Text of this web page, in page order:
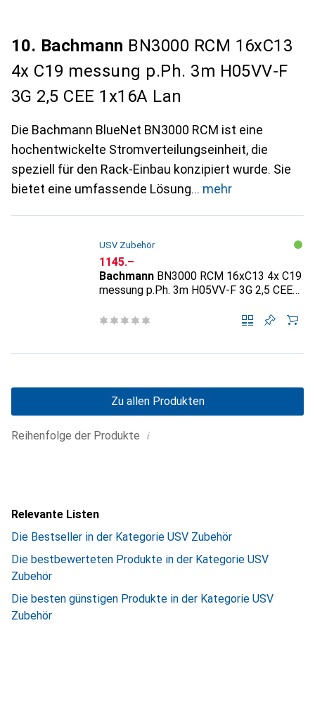
10. Bachmann BN3000 RCM 16xC13
4x C19 messung p.Ph. 3m H05VV-F
3G 2,5 CEE 1x16A Lan
Die Bachmann BlueNet BN3000 RCM ist eine
hochentwickelte Stromverteilungseinheit, die
speziell für den Rack-Einbau konzipiert wurde. Sie
bietet eine umfassende Lösung
mehr
USV Zubehör
CHF
1145.–
Bachmann BN3000 RCM 16xC13 4x C19
messung p.Ph. 3m H05VV-F 3G 2,5 CEE
Reihenfolge der Produkte i
Zu allen Produkten
Relevante Listen
Die Bestseller in der Kategorie USV Zubehör
Die bestbewerteten Produkte in der Kategorie USV
Zubehör
Die besten günstigen Produkte in der Kategorie USV
Zubehör